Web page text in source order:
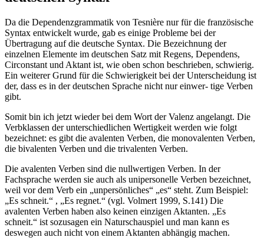
Da die Dependenzgrammatik von Tesnière nur für die französische
Syntax entwickelt wurde, gab es einige Probleme bei der
Übertragung auf die deutsche Syntax. Die Bezeichnung der
einzelnen Elemente im deutschen Satz mit Regens, Dependens,
Circonstant und Aktant ist, wie oben schon beschrieben, schwierig.
Ein weiterer Grund für die Schwierigkeit bei der Unterscheidung ist
der, dass es in der deutschen Sprache nicht nur einwer- tige Verben
gibt.
Somit bin ich jetzt wieder bei dem Wort der Valenz angelangt. Die
Verbklassen der unterschiedlichen Wertigkeit werden wie folgt
bezeichnet: es gibt die avalenten Verben, die monovalenten Verben,
die bivalenten Verben und die trivalenten Verben.
Die avalenten Verben sind die nullwertigen Verben. In der
Fachsprache werden sie auch als unipersonelle Verben bezeichnet,
weil vor dem Verb ein „unpersönliches“ „es“ steht. Zum Beispiel:
„Es schneit.“ , „Es regnet.“ (vgl. Volmert 1999, S.141) Die
avalenten Verben haben also keinen einzigen Aktanten. „Es
schneit.“ ist sozusagen ein Naturschauspiel und man kann es
deswegen auch nicht von einem Aktanten abhängig machen.